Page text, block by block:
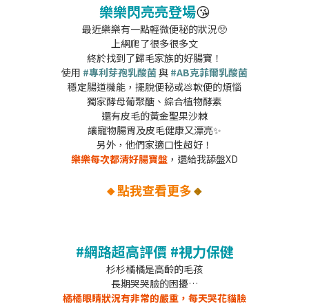
樂樂閃亮亮登場😘
最近樂樂有一點輕微便秘的狀況🥺
上網爬了很多很多文
終於找到了歸毛家族的好腸寶！
使用 #專利芽孢乳酸菌與 #AB克菲爾乳酸菌
穩定腸道機能，擺脫便秘或💩軟便的煩惱
獨家酵母葡聚醣、綜合植物酵素
還有皮毛的黃金聖果沙棘
讓寵物腸胃及皮毛健康又漂亮✨
另外，他們家適口性超好！
樂樂每次都清好腸寶盤 ，還給我舔盤XD
🔸點我查看更多🔸
#網路超高評價 #視力保健
杉杉橘橘是高齡的毛孩
長期哭哭臉的困擾…
橘橘眼睛狀況有非常的嚴重，每天哭花貓臉